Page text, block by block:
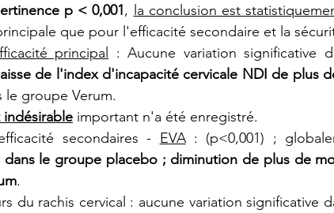
p < 0,001, la conclusion est
que pour l'efficacité secondaire et la
principal : Aucune variation significative
de l'index d'incapacité cervicale NDI de plus
le groupe Verum.
indésirable important n'a été enregistré.
secondaires - EVA : (p<0,001) ;
dans le groupe placebo ; diminution de plus de
.
du rachis cervical : aucune variation significative